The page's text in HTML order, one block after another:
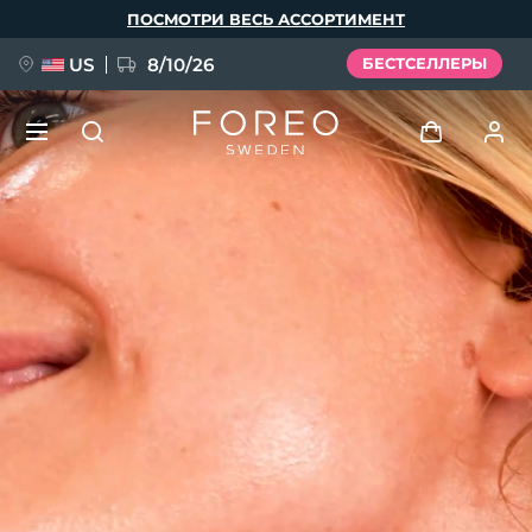
ПОСМОТРИ ВЕСЬ АССОРТИМЕНТ
US 8/10/26 БЕСТСЕЛЛЕРЫ
Войти
Профиль пользователя
Мои приборы
Мои заказы
Мои адреса
Мои подписки
НОВИНКА
FAQ™ Pure Beauty-Tech Elixir
BREAKING NEWS
issa™ Teeth Whitening Set
Язык
English
Français
Português
简体中文